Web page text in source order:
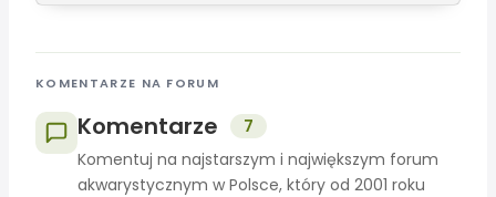
KOMENTARZE NA FORUM
Komentarze
7
Komentuj na najstarszym i największym forum
akwarystycznym w Polsce, który od 2001 roku